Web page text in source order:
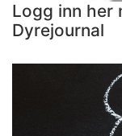
Logg inn her
Dyrejournal